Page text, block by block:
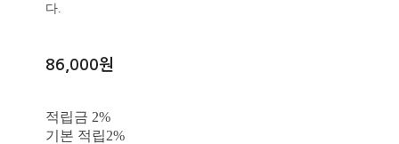
다.
86,000원
적립금 2%
기본 적립2%